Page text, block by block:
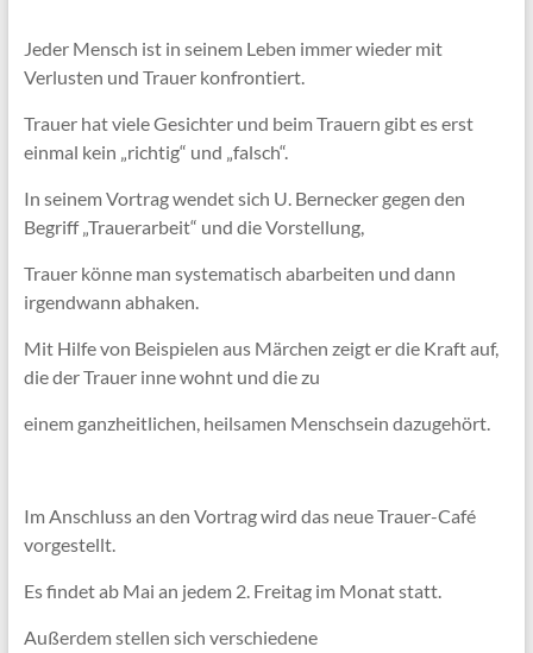
Jeder Mensch ist in seinem Leben immer wieder mit
Verlusten und Trauer konfrontiert.
Trauer hat viele Gesichter und beim Trauern gibt es erst
einmal kein „richtig“ und „falsch“.
In seinem Vortrag wendet sich U. Bernecker gegen den
Begriff „Trauerarbeit“ und die Vorstellung,
Trauer könne man systematisch abarbeiten und dann
irgendwann abhaken.
Mit Hilfe von Beispielen aus Märchen zeigt er die Kraft auf,
die der Trauer inne wohnt und die zu
einem ganzheitlichen, heilsamen Menschsein dazugehört.
Im Anschluss an den Vortrag wird das neue Trauer-Café
vorgestellt.
Es findet ab Mai an jedem 2. Freitag im Monat statt.
Außerdem stellen sich verschiedene